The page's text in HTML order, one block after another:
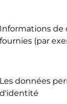
Informations de
fournies (par
Les données
d'identité